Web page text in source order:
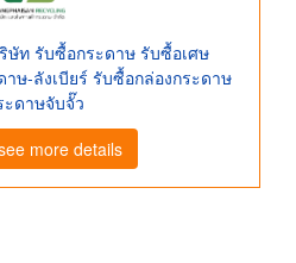
ษัท รับซื้อกระดาษ รับซื้อเศษ
ษ-ลังเบียร์ รับซื้อกล่องกระดาษ
ดาษจับจั๊ว
more details